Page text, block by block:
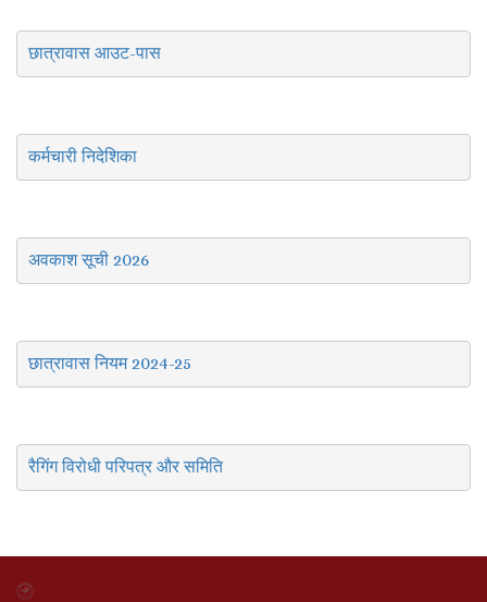
छात्रावास आउट-पास
कर्मचारी निदेशिका
अवकाश सूची 2026
छात्रावास नियम 2024-25
रैगिंग विरोधी परिपत्र और समिति